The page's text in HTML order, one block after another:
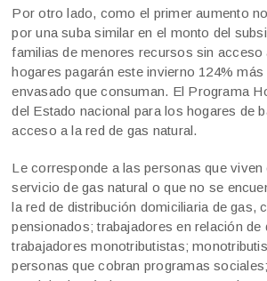
Por otro lado, como el primer aumento
por una suba similar en el monto del
familias de menores recursos sin acceso
hogares pagarán este invierno 124%
envasado que consuman. El Programa
del Estado nacional para los hogares de
acceso a la red de gas natural.
Le corresponde a las personas que viven
servicio de gas natural o que no se
la red de distribución domiciliaria de gas,
pensionados; trabajadores en relación de
trabajadores monotributistas;
personas que cobran programas